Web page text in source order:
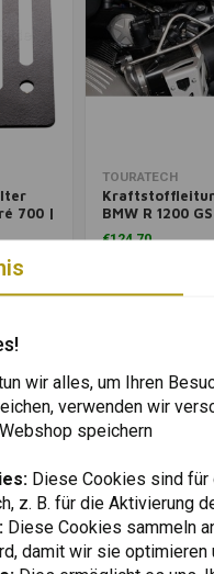
700 |
Zum Warenkorb
TOURATECH
BMW R 1200
GSA ('12)
€124,70
wir alles, um Ihren
verwenden wir
speichern
Diese Cookies sind für
z. B. für die Aktivierung
Diese Cookies sammeln
damit wir sie optimieren